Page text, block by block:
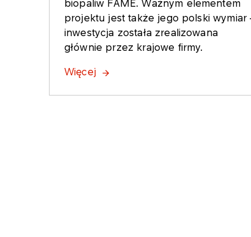
biopaliw FAME. Ważnym elementem
projektu jest także jego polski wymiar
inwestycja została zrealizowana
głównie przez krajowe firmy.
Więcej